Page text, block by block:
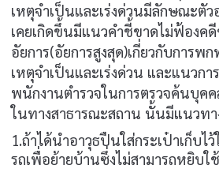
เหตุจำเป็นและเร่งด่วนมีลักษณะตั
เคยเกิดขึ้นมีแนวคำชี้ขาดไม่ฟ้องค
อัยการ(อัยการสูงสุด)เกี่ยวกับการพ
เหตุจำเป็นและเร่งด่วน และแนวกา
พนักงานตำรวจในการตรวจค้นบุ
ในทางสาธารณะสถาน นั้นมีแนวท
1.ถ้าได้นำอาวุธปืนใส่กระเป๋าเก็บไ
รถเพื่อย้ายบ้านซึ่งไม่สามารถหยิบ